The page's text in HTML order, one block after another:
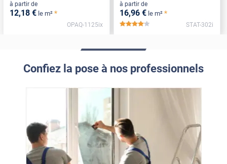
à partir de
12,18 € le m² *
OPAQ-1125ix
à partir de
16,96 € le m² *
*****
STAT-302i
Confiez la pose à nos professionnels